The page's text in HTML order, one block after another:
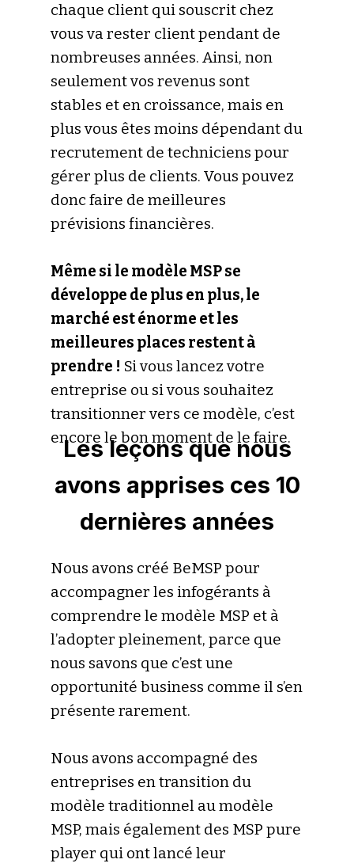
chaque client qui souscrit chez
vous va rester client pendant de
nombreuses années. Ainsi, non
seulement vos revenus sont
stables et en croissance, mais en
plus vous êtes moins dépendant du
recrutement de techniciens pour
gérer plus de clients. Vous pouvez
donc faire de meilleures
prévisions financières.
Même si le modèle MSP se
développe de plus en plus, le
marché est énorme et les
meilleures places restent à
prendre ! Si vous lancez votre
entreprise ou si vous souhaitez
transitionner vers ce modèle, c’est
encore le bon moment de le faire.
Les leçons que nous
avons apprises ces 10
dernières années
Nous avons créé BeMSP pour
accompagner les infogérants à
comprendre le modèle MSP et à
l’adopter pleinement, parce que
nous savons que c’est une
opportunité business comme il s’en
présente rarement.
Nous avons accompagné des
entreprises en transition du
modèle traditionnel au modèle
MSP, mais également des MSP pure
player qui ont lancé leur